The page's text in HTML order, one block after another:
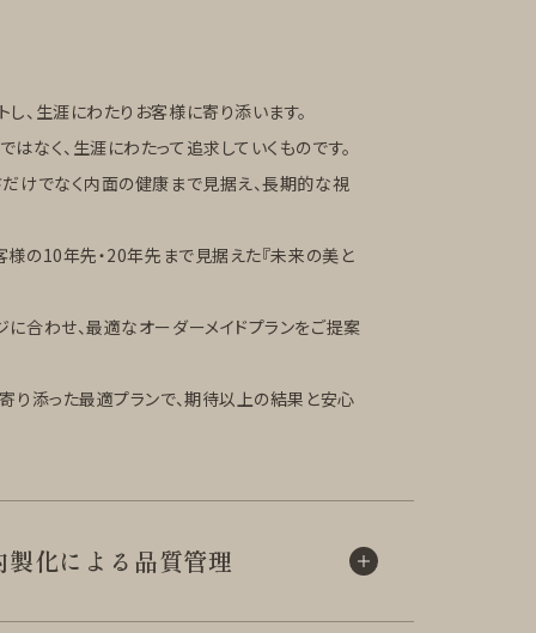
、生涯にわたりお客様に寄り添います。
なく、生涯にわたって追求していくものです。
だけでなく内面の健康まで見据え、長期的な視
様の10年先・20年先まで見据えた『未来の美と
合わせ、最適なオーダーメイドプランをご提案
り添った最適プランで、期待以上の結果と安心
化による 品質管理